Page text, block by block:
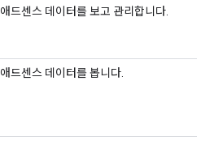
애드센스 데이터를 보고 관리합니다.
애드센스 데이터를 봅니다.